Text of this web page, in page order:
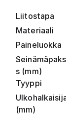
Liitostapa
Materiaali
Paineluokka
s (mm)
Tyyppi
(mm)